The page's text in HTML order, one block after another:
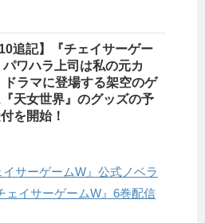
10追記】『チェイサーゲー
パワハラ上司は私の元カ
ドラマに登場する架空のゲ
天女世界』のグッズの予
を開始！
イサーゲームW』公式ノベラ
ェイサーゲームW』6巻配信